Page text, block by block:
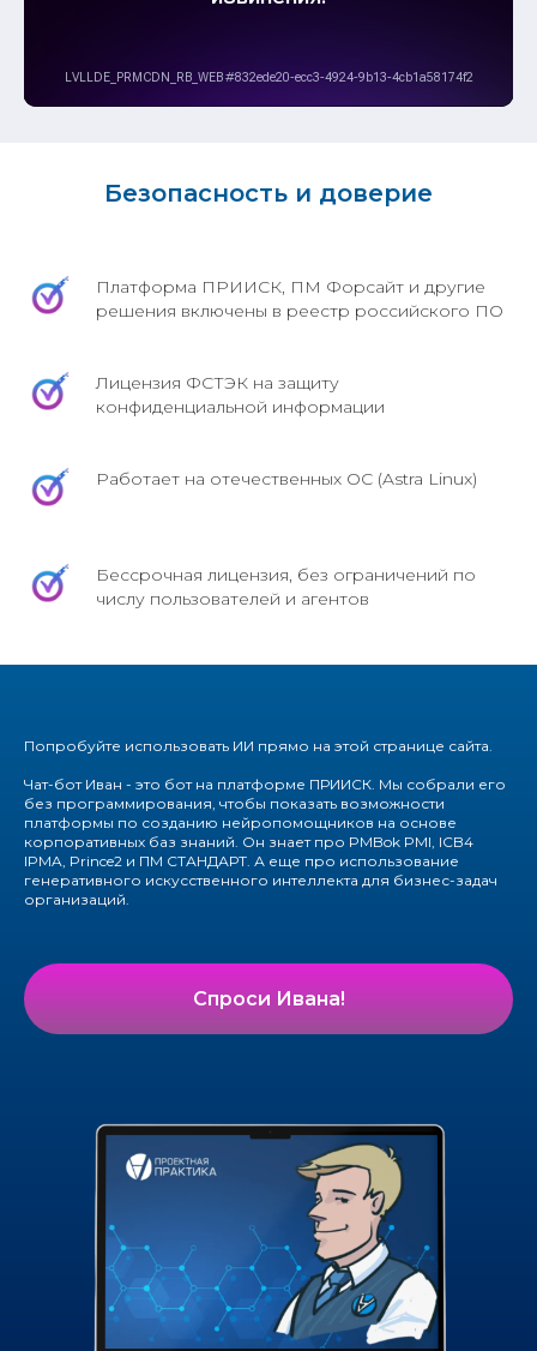
Безопасность и доверие
Платформа ПРИИСК, ПМ Форсайт и другие
решения включены в реестр российского ПО
Лицензия ФСТЭК на защиту
конфиденциальной информации
Работает на отечественных ОС (Astra Linux)
Бессрочная лицензия, без ограничений по
числу пользователей и агентов
Попробуйте использовать ИИ прямо на этой странице сайта.
Чат-бот Иван - это бот на платформе ПРИИСК. Мы собрали его
без программирования, чтобы показать возможности
платформы по созданию нейропомощников на основе
корпоративных баз знаний. Он знает про PMBok PMI, ICB4
IPMA, Prince2 и ПМ СТАНДАРТ. А еще про использование
генеративного искусственного интеллекта для бизнес-задач
организаций.
Спроси Ивана!